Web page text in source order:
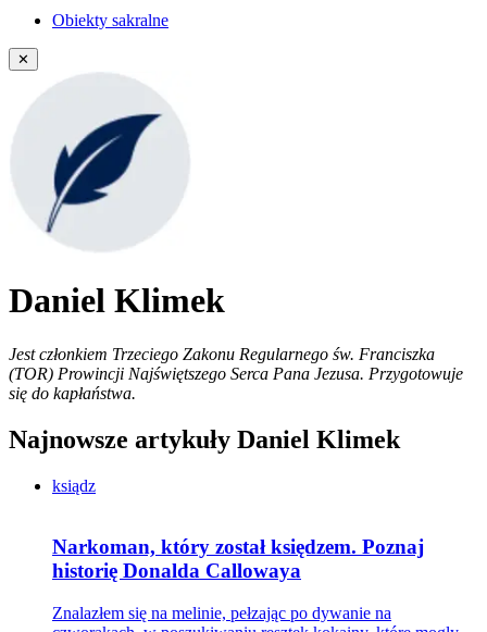
Obiekty sakralne
✕
Daniel Klimek
Jest członkiem Trzeciego Zakonu Regularnego św. Franciszka
(TOR) Prowincji Najświętszego Serca Pana Jezusa. Przygotowuje
się do kapłaństwa.
Najnowsze artykuły Daniel Klimek
ksiądz
Narkoman, który został księdzem. Poznaj
historię Donalda Callowaya
Znalazłem się na melinie, pełzając po dywanie na